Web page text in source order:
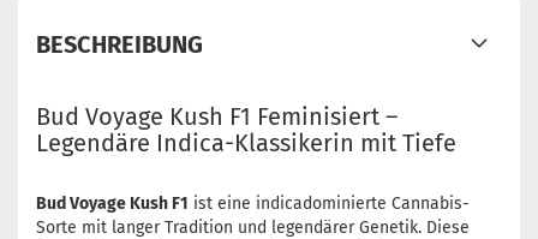
BESCHREIBUNG
Bud Voyage Kush F1 Feminisiert –
Legendäre Indica-Klassikerin mit Tiefe
Bud Voyage Kush F1 ist eine indicadominierte Cannabis-
Sorte mit langer Tradition und legendärer Genetik. Diese